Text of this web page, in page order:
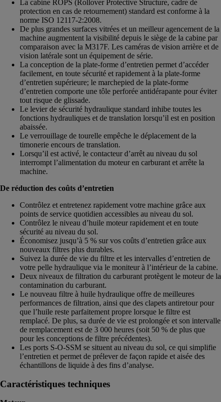
La cabine ROPS (Rollover Protective Structure, cadre de
protection en cas de retournement) standard est conforme à la
norme ISO 12117-2:2008.
De plus grandes surfaces vitrées et un meilleur agencement de la
machine augmentent la visibilité depuis le siège de la cabine par
comparaison avec la M317F. Les caméras de vision arrière et de
vision latérale sont un équipement de série.
La conception de la plate-forme d’entretien permet d’accéder
facilement, en toute sécurité et rapidement à la plate-forme
d’entretien supérieure; le marchepied de la plate-forme
d’entretien comporte une tôle perforée antidérapante pour éviter
tout risque de glissade.
Le levier de sécurité hydraulique standard inhibe toutes les
fonctions hydrauliques et de translation lorsqu’il est en position
abaissée.
Le verrouillage de tourelle empêche le déplacement de la
timonerie encours de translation.
Lorsqu’il est activé, le contacteur d’arrêt au niveau du sol
interrompt l’alimentation du moteur en carburant et arrête la
machine.
De réduction des coûts d’entretien
Contrôlez et entretenez rapidement votre machine grâce aux
points de service quotidien accessibles au niveau du sol.
Contrôlez le niveau d’huile moteur rapidement et en toute
sécurité au niveau du sol.
Économisez jusqu’à 5 % sur vos coûts d’entretien grâce aux
nouveaux filtres plus durables.
Suivez la durée de vie du filtre et les intervalles d’entretien de
votre pelle hydraulique via le moniteur à l’intérieur de la cabine.
Deux niveaux de filtration du carburant protègent le moteur de la
contamination du carburant.
Le nouveau filtre à huile hydraulique offre de meilleures
performances de filtration, ainsi que des clapets antiretour pour
que l’huile reste parfaitement propre lorsque le filtre est
remplacé. De plus, sa durée de vie est prolongée et son intervalle
de remplacement est de 3 000 heures (soit 50 % de plus que
pour les conceptions de filtre précédentes).
Les ports S-O-SSM se situent au niveau du sol, ce qui simplifie
l’entretien et permet de prélever de façon rapide et aisée des
échantillons de liquide à des fins d’analyse.
Caractéristiques techniques